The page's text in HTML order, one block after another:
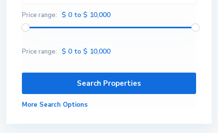
Price range: $ 0 to $ 10,000
Price range: $ 0 to $ 10,000
More Search Options